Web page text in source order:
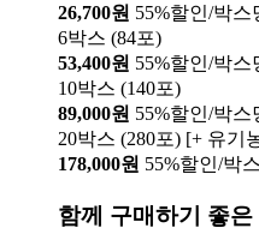
26,700원 55%할인/박스
6박스 (84포)
53,400원 55%할인/박스
10박스 (140포)
89,000원 55%할인/박스
20박스 (280포) [+ 유기
178,000원 55%할인/박
함께 구매하기 좋은